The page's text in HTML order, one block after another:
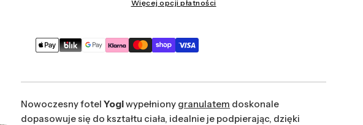
Więcej opcji płatności
Metody
Nowoczesny fotelYogiwypełniony granulatem doskonale
dopasowuje się do kształtu ciała, idealnie je podpierając, dzięki